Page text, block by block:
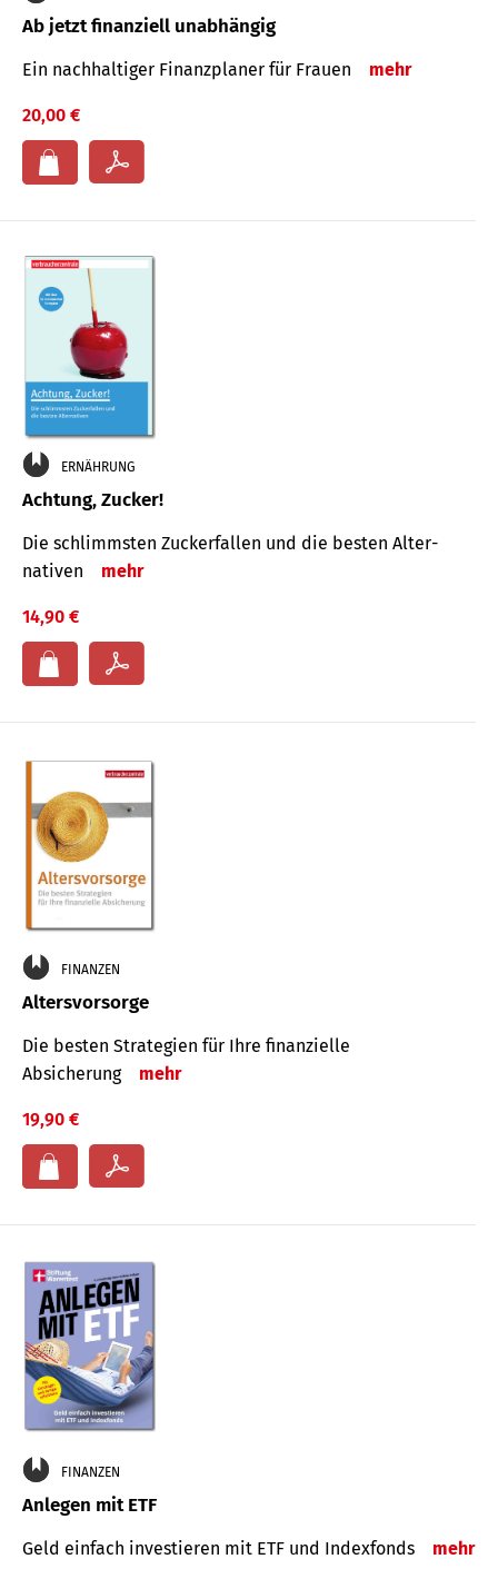
Ab jetzt finanziell unabhängig
Ein nachhaltiger Finanzplaner für Frauen mehr
20,00 €
ERNÄHRUNG
Achtung, Zucker!
Die schlimmsten Zucker­fallen und die besten Alter­
nativen
mehr
14,90 €
FINANZEN
Altersvorsorge
Die besten Strategien für Ihre finanzielle
Absicherung
mehr
19,90 €
FINANZEN
Anlegen mit ETF
Geld einfach investieren mit ETF und Indexfonds mehr